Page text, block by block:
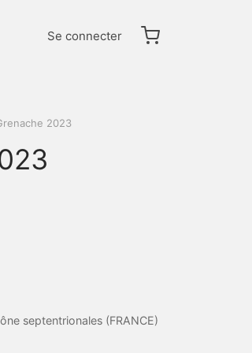
Se connecter
2023
septentrionales (FRANCE)